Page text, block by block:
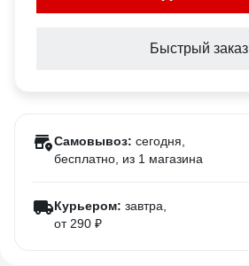
Быстрый заказ
Самовывоз: сегодня,
бесплатно , из 1 магазина
Курьером: завтра,
от 290 ₽